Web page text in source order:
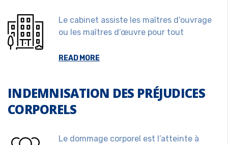
Le cabinet assiste les maîtres d’ouvrage
ou les maîtres d’œuvre pour tout
READ MORE
INDEMNISATION DES PRÉJUDICES
CORPORELS
Le dommage corporel est l’atteinte à